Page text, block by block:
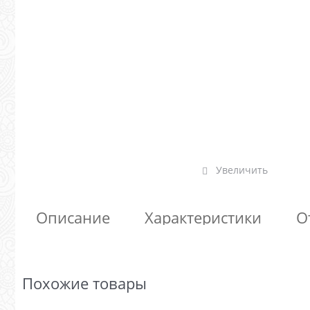
Увеличить
Описание Характеристики
Похожие товары